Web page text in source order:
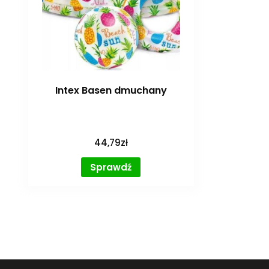
Intex Basen dmuchany
44,79zł
Sprawdź